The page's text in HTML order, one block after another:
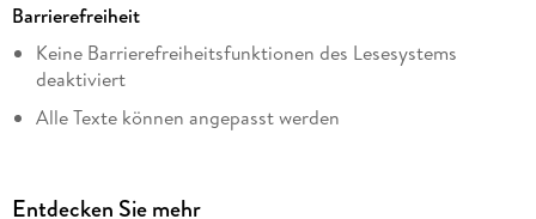
Reihe
Esl & Applied Linguistics Professional
Maureen Snow Andrade, Norman W. Evans
Taylor & Francis eBooks
Barrierefreiheit
Keine Barrierefreiheitsfunktionen des Lesesystems
deaktiviert
Alle Texte können angepasst werden
Entdecken Sie mehr